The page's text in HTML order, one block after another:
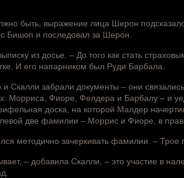
быть, выражение лица Шерон
Бишоп и последовал за Шерон.
из досье. – До того как стать
И его напарником был Руди Барбала.
Скалли забрали документы – они
Морриса, Фиоре, Фелдера и Барбалу – и
доска, на которой Малдер
две фамилии – Моррис и Фиоре, в
методично зачеркивать фамилии. – Трое
– добавила Скалли, – это участие в